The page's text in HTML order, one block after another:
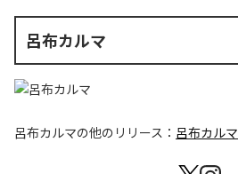
呂布カルマ
呂布カルマの他のリリース： 呂布カルマ